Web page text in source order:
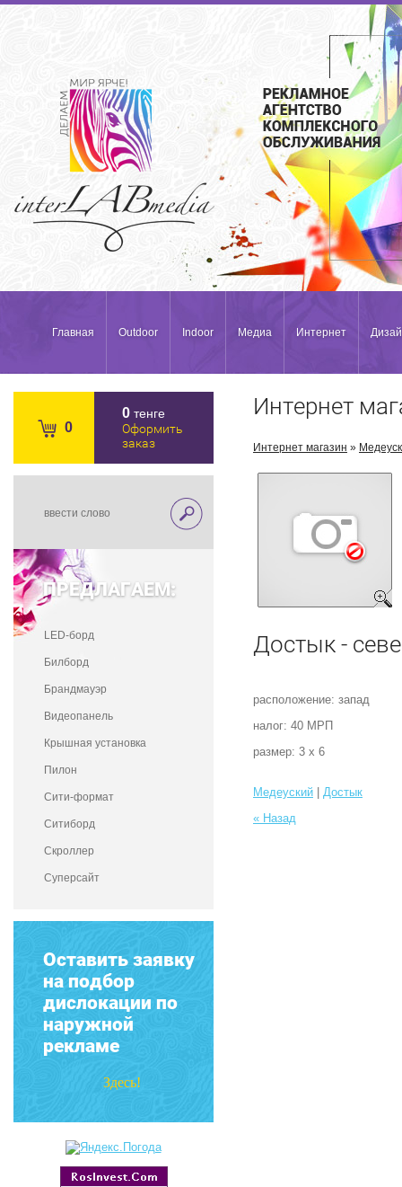
Главная Outdoor Indoor Медиа Интернет
0
0 тенге
Оформить
заказ
ПРЕДЛАГАЕМ:
LED-борд
Билборд
Брандмауэр
Видеопанель
Крышная установка
Пилон
Сити-формат
Ситиборд
Скроллер
Суперсайт
Оставить заявку
на подбор
дислокации по
наружной
рекламе
Здесь!
Интернет
Интернет магазин »
Достык -
расположение: запад
налог: 40 МРП
размер: 3 х 6
Медеуский
Достык
« Назад